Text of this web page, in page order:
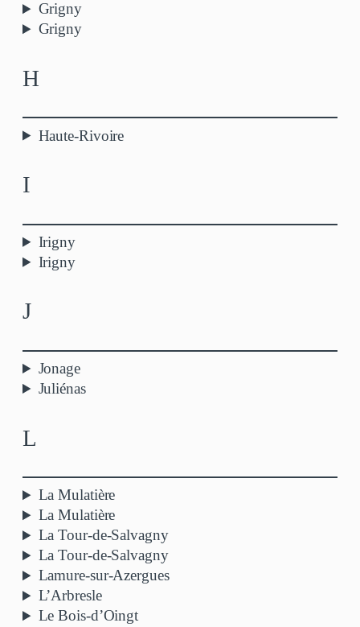
Grigny
Grigny
H
Haute-Rivoire
I
Irigny
Irigny
J
Jonage
Juliénas
L
La Mulatière
La Mulatière
La Tour-de-Salvagny
La Tour-de-Salvagny
Lamure-sur-Azergues
L’Arbresle
Le Bois-d’Oingt